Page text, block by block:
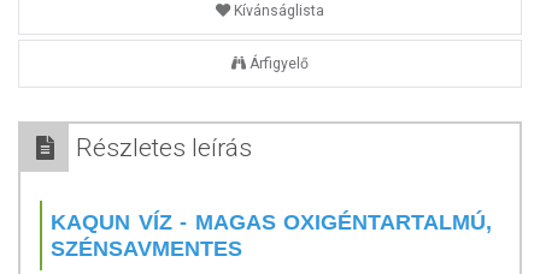
Kívánságlista
Árfigyelő
Részletes leírás
KAQUN VÍZ - MAGAS OXIGÉNTARTALMÚ,
SZÉNSAVMENTES